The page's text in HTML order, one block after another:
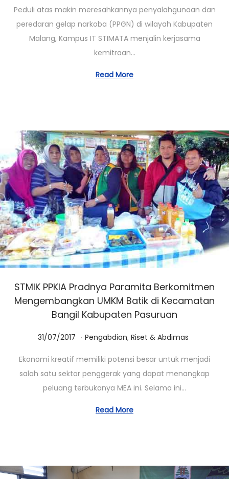
/
0
3
Peduli atas makin meresahkannya penyalahgunaan dan
peredaran gelap narkoba (PPGN) di wilayah Kabupaten
Malang, Kampus IT STIMATA menjalin kerjasama
kemitraan…
Read More
STMIK PPKIA Pradnya Paramita Berkomitmen
Mengembangkan UMKM Batik di Kecamatan
Bangil Kabupaten Pasuruan
Posted on
31/07/2017 0
/
0
3
3
. Posted in
Pengabdian, Riset & Abdimas
Ekonomi kreatif memiliki potensi besar untuk menjadi
salah satu sektor penggerak yang dapat menangkap
peluang terbukanya MEA ini. Selama ini…
Read More